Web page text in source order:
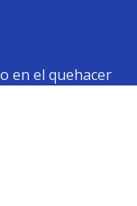
en el quehacer